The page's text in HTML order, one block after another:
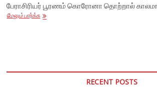
பேராசிரியர் பூரணம் கொரோனா தொற்றால்
மேலும் பார்க்கமூத்த
RECENT POSTS